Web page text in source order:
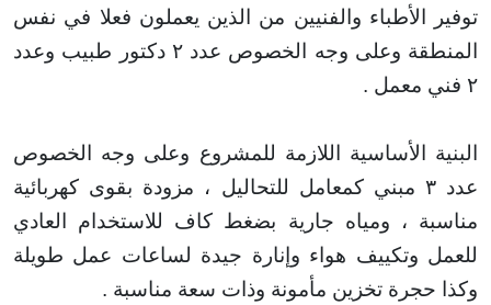
الأطباء والفنيين من الذين يعملون فعلا في نفس
وعلى وجه الخصوص
عدد ٢ دكتور طبيب وعدد
الأساسية اللازمة للمشروع وعلى وجه الخصوص
عدد ٣ مبني كمعامل للتحاليل ، مزودة بقوى كهربائية
، ومياه جارية بضغط كاف للاستخدام العادي
وتكييف هواء وإنارة جيدة لساعات عمل طويلة
تخزين مأمونة وذات سعة مناسبة .